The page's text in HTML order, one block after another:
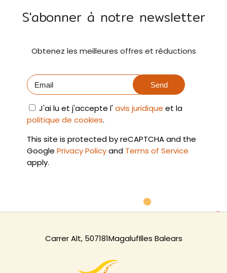
S'abonner à notre newsletter
Obtenez les meilleures offres et réductions
J'ai lu et j'accepte l'avis juridique et la
politique de cookies.
This site is protected by reCAPTCHA and the
Google Privacy Policyand Terms of Service
apply.
Send
Carrer Alt, 507181MagalufIlles Balears